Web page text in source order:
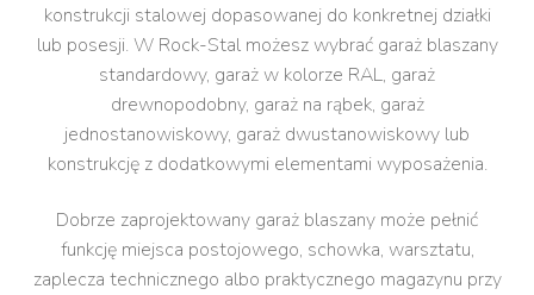
konstrukcji stalowej dopasowanej do konkretnej działki
lub posesji. W Rock-Stal możesz wybrać garaż blaszany
standardowy, garaż w kolorze RAL, garaż
drewnopodobny, garaż na rąbek, garaż
jednostanowiskowy, garaż dwustanowiskowy lub
konstrukcję z dodatkowymi elementami wyposażenia.
Dobrze zaprojektowany garaż blaszany może pełnić
funkcję miejsca postojowego, schowka, warsztatu,
zaplecza technicznego albo praktycznego magazynu przy